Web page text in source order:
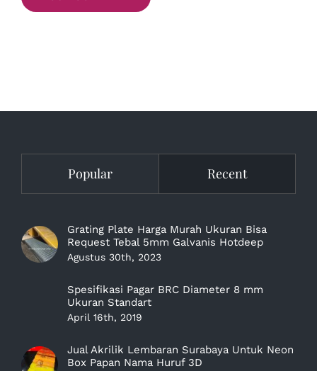
Popular Recent
Grating Plate Harga Murah Ukuran Bisa
Request Tebal 5mm Galvanis Hotdeep
Agustus 30th, 2023
Spesifikasi Pagar BRC Diameter 8 mm
Ukuran Standart
April 16th, 2019
Jual Akrilik Lembaran Surabaya Untuk Neon
Box Papan Nama Huruf 3D